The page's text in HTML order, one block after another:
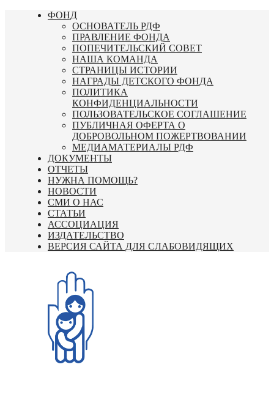
Перейти
ФОНД
ОСНОВАТЕЛЬ РДФ
ПРАВЛЕНИЕ ФОНДА
ПОПЕЧИТЕЛЬСКИЙ СОВЕТ
НАША КОМАНДА
СТРАНИЦЫ ИСТОРИИ
НАГРАДЫ ДЕТСКОГО ФОНДА
ПОЛИТИКА
КОНФИДЕНЦИАЛЬНОСТИ
ПОЛЬЗОВАТЕЛЬСКОЕ СОГЛАШЕНИЕ
ПУБЛИЧНАЯ ОФЕРТА О
ДОБРОВОЛЬНОМ ПОЖЕРТВОВАНИИ
МЕДИАМАТЕРИАЛЫ РДФ
ДОКУМЕНТЫ
ОТЧЕТЫ
НУЖНА ПОМОЩЬ?
НОВОСТИ
СМИ О НАС
СТАТЬИ
АССОЦИАЦИЯ
ИЗДАТЕЛЬСТВО
ВЕРСИЯ САЙТА ДЛЯ СЛАБОВИДЯЩИХ